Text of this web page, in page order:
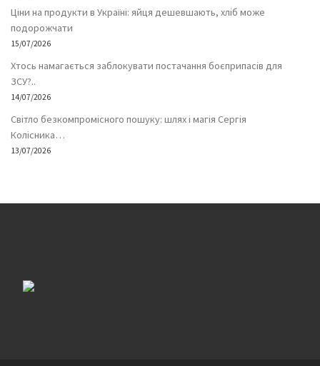
Ціни на продукти в Україні: яйця дешевшають, хліб може
подорожчати
15/07/2026
Хтось намагається заблокувати постачання боєприпасів для
ЗСУ?..
14/07/2026
Світло безкомпромісного пошуку: шлях і магія Сергія
Колісника…
13/07/2026